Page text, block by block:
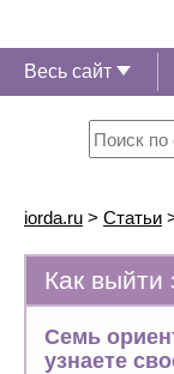
Весь сайт
iorda.ru > Статьи
Как выйти
Семь
узнаете